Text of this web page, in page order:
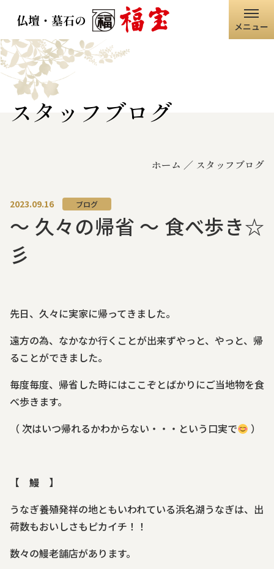
メニュー
福宝グループ
仏壇・仏具
墓石・石碑
職人の技術
霊苑・墓地・樹木葬
お客様の声
スタッフブログ
ホーム スタッフブログ
2023.09.16 ブログ
～ 久々の帰省 ～ 食べ歩き☆
彡
先日、久々に実家に帰ってきました。
遠方の為、なかなか行くことが出来ずやっと、やっと、帰
ることができました。
毎度毎度、帰省した時にはここぞとばかりにご当地物を食
べ歩きます。
（ 次はいつ帰れるかわからない・・・という口実で
）
【 鰻 】
うなぎ養殖発祥の地ともいわれている浜名湖うなぎは、出
荷数もおいしさもピカイチ！！
数々の鰻老舗店があります。